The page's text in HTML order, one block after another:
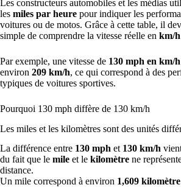
Les constructeurs automobiles et les médias
les miles par heure pour indiquer les
voitures ou de motos. Grâce à cette table, il
simple de comprendre la vitesse réelle en km/h
Par exemple, une vitesse de 130 mph en km/h
environ 209 km/h, ce qui correspond à des
typiques de voitures sportives.
Pourquoi 130 mph diffère de 130 km/h
Les miles et les kilomètres sont des unités
La différence entre 130 mph et 130 km/h
du fait que le mile et le kilomètre ne
distance.
Un mile correspond à environ 1,609 kilomètre